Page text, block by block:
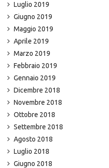
Luglio 2019
Giugno 2019
Maggio 2019
Aprile 2019
Marzo 2019
Febbraio 2019
Gennaio 2019
Dicembre 2018
Novembre 2018
Ottobre 2018
Settembre 2018
Agosto 2018
Luglio 2018
Giugno 2018